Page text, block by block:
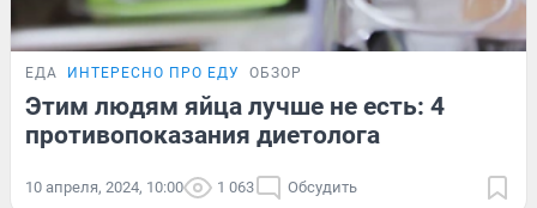
ЕДА ИНТЕРЕСНО ПРО ЕДУ ОБЗОР
Этим людям яйца лучше не есть: 4
противопоказания диетолога
10 апреля, 2024, 10:00 1 063 Обсудить